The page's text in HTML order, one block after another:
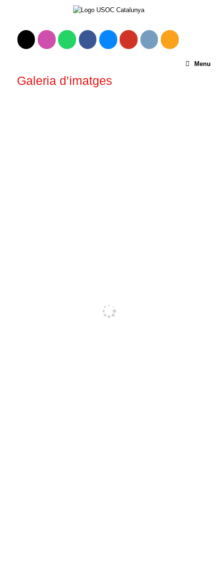
Menu
Galeria d’imatges